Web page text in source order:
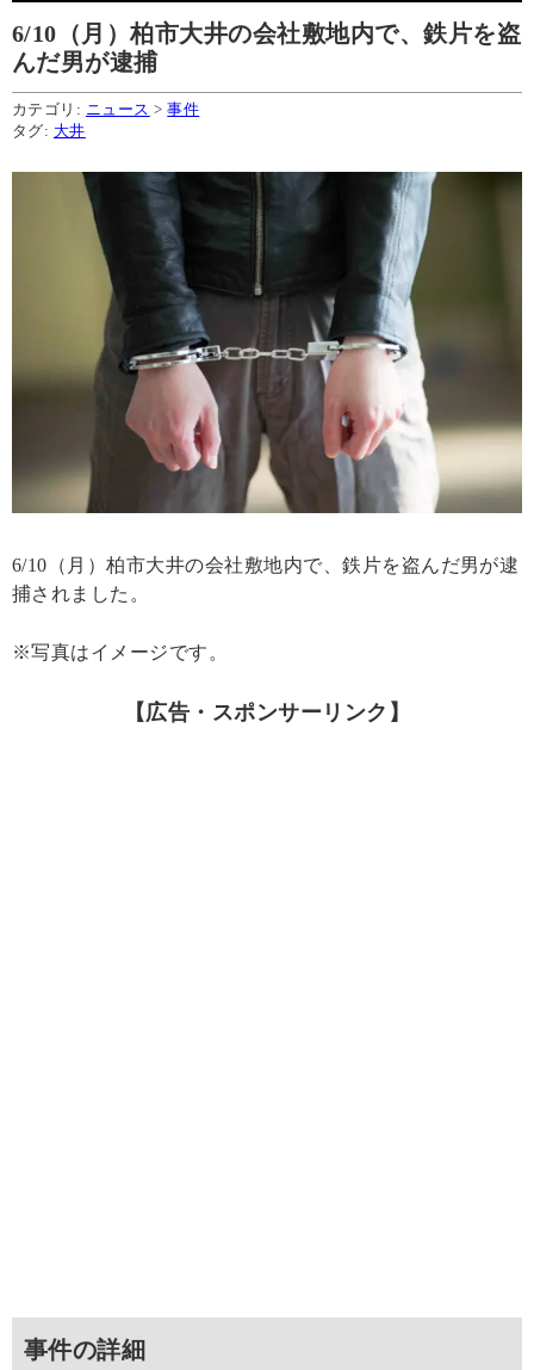
6/10（月）柏市大井の会社敷地内で、鉄片を盗
んだ男が逮捕
カテゴリ: ニュース >事件
タグ: 大井
6/10（月）柏市大井の会社敷地内で、鉄片を盗んだ男が逮
捕されました。
※写真はイメージです。
【広告・スポンサーリンク】
事件の詳細